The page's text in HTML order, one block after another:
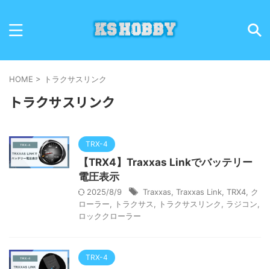
HOME > トラクサスリンク
トラクサスリンク
TRX-4
【TRX4】Traxxas Linkでバッテリー
電圧表示
2025/8/9 Traxxas Traxxas Link TRX4 ク
ローラー
トラクサス トラクサスリンク ラジコン
ロッククローラー
TRX-4